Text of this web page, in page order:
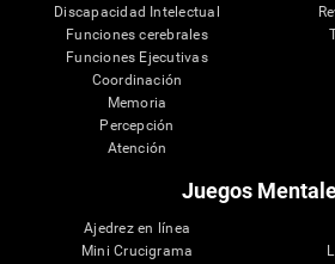
Discapacidad Intelectual
Funciones cerebrales
Funciones Ejecutivas
Coordinación
Memoria
Percepción
Atención
Juegos
Ajedrez en línea
Mini Crucigrama